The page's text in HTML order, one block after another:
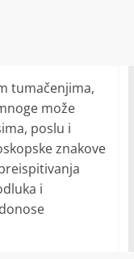
tumačenjima,
može
poslu i
znakove
i